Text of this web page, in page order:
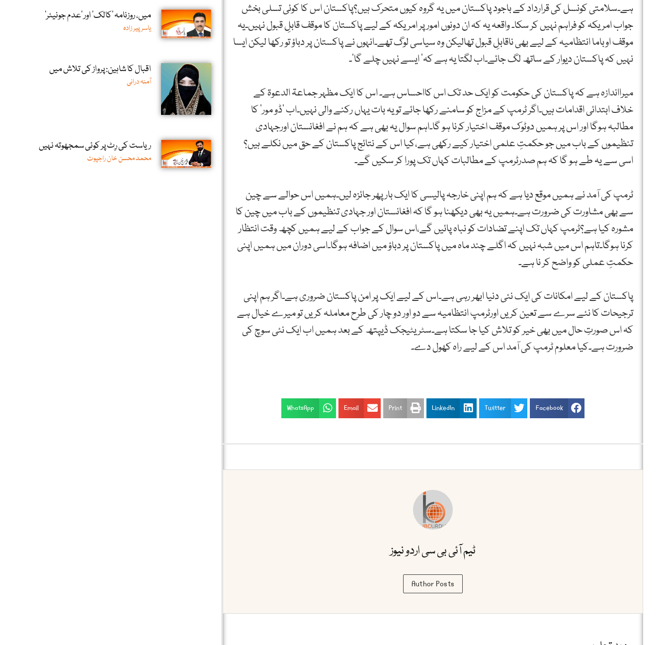
ہے۔سلامتی کونسل کی قرارداد کے باجود پاکستان میں یہ گروہ کیوں متحرک ہیں؟پاکستان اس کا کوئی تسلی بخش
جواب امریکہ کو فراہم نہیں کر سکا۔ واقعہ یہ کہ ان دونوں امور پر امریکہ کے لیے پاکستان کا موقف قابلِ قبول نہیں۔یہ
موقف اوباما انتظامیہ کے لیے بھی ناقابلِ قبول تھالیکن وہ سیاسی لوگ تھے۔انہوں نے پاکستان پر دباؤ تو رکھا لیکن ایسا
نہیں کہ پاکستان دیوار کے ساتھ لگ جائے۔اب لگتا یہ ہے کہ’ ایسے نہیں چلے گا‘۔
میرااندازہ ہے کہ پاکستان کی حکومت کو ایک حد تک اس کااحساس ہے۔ اس کا ایک مظہر جماعۃ الدعوۃ کے
خلاف ابتدائی اقدامات ہیں۔اگر ٹرمپ کے مزاج کو سامنے رکھا جائے تو یہ بات یہاں رکنے والی نہیں۔اب ‘ڈو مور‘ کا
مطالبہ ہوگا اور اس پر ہمیں دوٹوک موقف اختیار کرنا ہو گا۔اہم سوال یہ بھی ہے کہ ہم نے افغانستان اورجہادی
تنظیموں کے باب میں جو حکمتِ علمی اختیار کیے رکھی ہے،کیا اس کے نتائج پاکستان کے حق میں نکلے ہیں؟
اسی سے یہ طے ہو گا کہ ہم صدرٹرمپ کے مطالبات کہاں تک پورا کر سکیں گے۔
ٹرمپ کی آمد نے ہمیں موقع دیا ہے کہ ہم اپنی خارجہ پالیسی کا ایک بار پھر جائزہ لیں۔ہمیں اس حوالے سے چین
سے بھی مشاورت کی ضرورت ہے۔ہمیں یہ بھی دیکھنا ہو گا کہ افغانستان اور جہادی تنظیموں کے باب میں چین کا
مشورہ کیا ہے؟ٹرمپ کہاں تک اپنے تضادات کو نباہ پائیں گے،اس سوال کے جواب کے لیے ہمیں کچھ وقت انتظار
کرنا ہوگا۔تاہم اس میں شبہ نہیں کہ اگلے چند ماہ میں پاکستان پر دباؤ میں اضافہ ہوگا۔اسی دوران میں ہمیں اپنی
حکمتِ عملی کو واضح کر نا ہے۔
پاکستان کے لیے امکانات کی ایک نئی دنیا ابھر رہی ہے۔اس کے لیے ایک پر امن پاکستان ضروری ہے۔اگر ہم اپنی
ترجیحات کا نئے سرے سے تعین کریں اورٹرمپ انتظامیہ سے دو اور دو چار کی طرح معاملہ کریں تو میرے خیال ہے
کہ اس صورتِ حال میں بھی خیر کو تلاش کیا جا سکتا ہے۔سٹریٹیجک ڈیپتھ کے بعد ہمیں اب ایک نئی سوچ کی
ضرورت ہے۔کیا معلوم ٹرمپ کی آمد اس کے لیے راہ کھول دے۔
Facebook
Twitter
LinkedIn
Print
Email
WhatsApp
ٹیم آئی بی سی اردو نیوز
Author Posts
میں، روزنامہ ’کالک‘ اور ’عدم جونیئر‘
یاسر پیر زادہ
اقبال کا شاہین: پرواز کی تلاش میں
آمنہ درانی
ریاست کی رِٹ پر کوئی سمجھوتہ نہیں
محمد محسن خان راجپوت